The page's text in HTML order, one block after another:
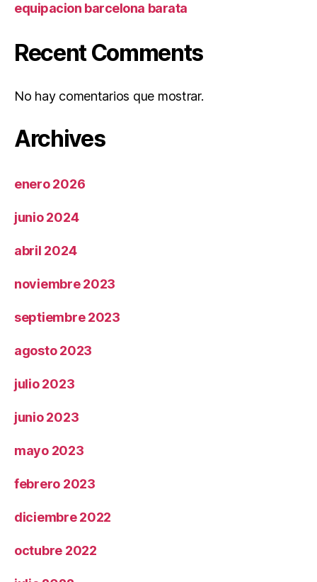
equipacion barcelona barata
Recent Comments
No hay comentarios que mostrar.
Archives
enero 2026
junio 2024
abril 2024
noviembre 2023
septiembre 2023
agosto 2023
julio 2023
junio 2023
mayo 2023
febrero 2023
diciembre 2022
octubre 2022